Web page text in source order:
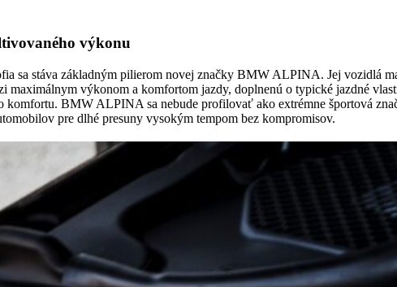
výkonu
sa stáva základným pilierom novej značky BMW ALPINA. Jej vozidlá
maximálnym výkonom a komfortom jazdy, doplnenú o typické jazdné
komfortu. BMW ALPINA sa nebude profilovať ako extrémne športová
pre dlhé presuny vysokým tempom bez kompromisov.